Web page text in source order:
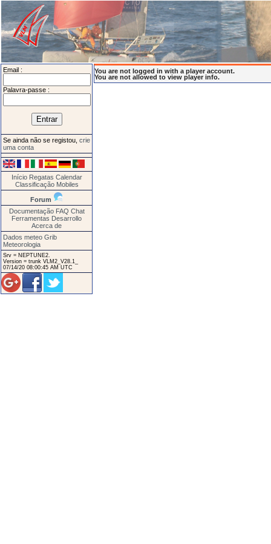
Email :
Palavra-passe :
Se ainda não se registou, crie
uma conta
Início Regatas Calendar
Classificação Mobiles
Forum
Documentação FAQ Chat
Ferramentas Desarrollo
Acerca de
Dados meteo Grib
Meteorologia
Srv = NEPTUNE2.
Version = trunk VLM2_V28.1_
07/14/20 08:00:45 AM UTC
You are not logged in with a player account.
You are not allowed to view player info.